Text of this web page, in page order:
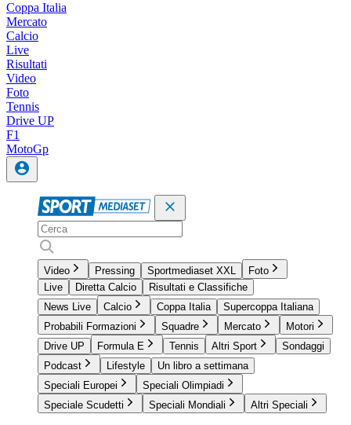
Coppa Italia
Mercato
Calcio
Live
Risultati
Video
Foto
Tennis
Drive UP
F1
MotoGp
Video Pressing Sportmediaset XXL
Foto
Live
Diretta Calcio
Risultati e Classifiche
News Live
Calcio Coppa Italia
Supercoppa Italiana
Probabili Formazioni
Squadre Mercato
Motori
Drive UP
Formula E Tennis Altri Sport
Sondaggi
Podcast
Lifestyle
Un libro a settimana
Speciali Europei
Speciali Olimpiadi
Speciale Scudetti
Speciali Mondiali Altri Speciali